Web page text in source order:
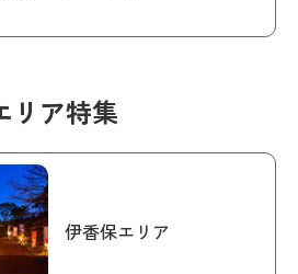
リア特集
伊香保エリア